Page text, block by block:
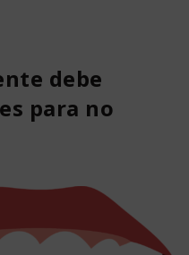
debe
para no